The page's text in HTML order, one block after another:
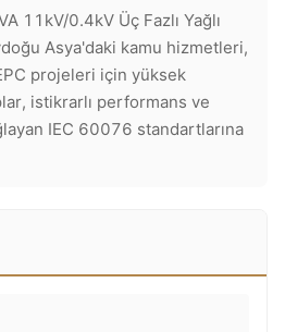
11kV/0.4kV Üç Fazlı Yağlı
Asya'daki kamu hizmetleri,
projeleri için yüksek
istikrarlı performans ve
IEC 60076 standartlarına